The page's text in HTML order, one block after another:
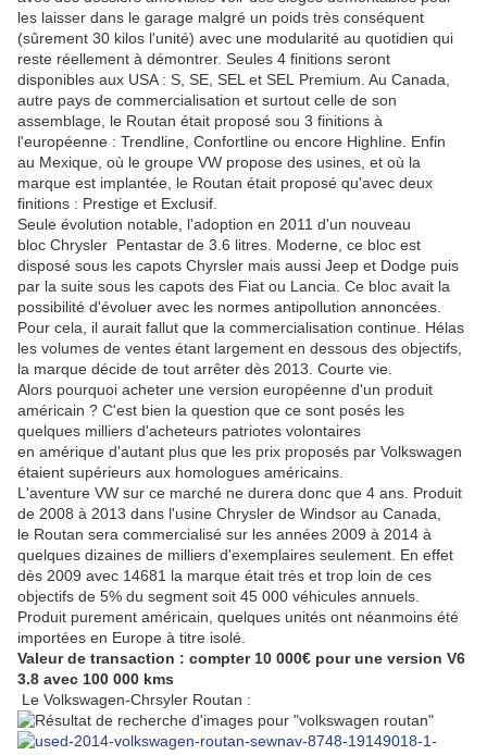
les laisser dans le garage malgré un poids très conséquent
(sûrement 30 kilos l'unité) avec une modularité au quotidien qui
reste réellement à démontrer. Seules 4 finitions seront
disponibles aux USA : S, SE, SEL et SEL Premium. Au Canada,
autre pays de commercialisation et surtout celle de son
assemblage, le Routan était proposé sou 3 finitions à
l'européenne : Trendline, Confortline ou encore Highline. Enfin
au Mexique, où le groupe VW propose des usines, et où la
marque est implantée, le Routan était proposé qu'avec deux
finitions : Prestige et Exclusif.
Seule évolution notable, l'adoption en 2011 d'un nouveau
bloc Chrysler Pentastar de 3.6 litres. Moderne, ce bloc est
disposé sous les capots Chyrsler mais aussi Jeep et Dodge puis
par la suite sous les capots des Fiat ou Lancia. Ce bloc avait la
possibilité d'évoluer avec les normes antipollution annoncées.
Pour cela, il aurait fallut que la commercialisation continue. Hélas
les volumes de ventes étant largement en dessous des objectifs,
la marque décide de tout arrêter dès 2013. Courte vie.
Alors pourquoi acheter une version européenne d'un produit
américain ? C'est bien la question que ce sont posés les
quelques milliers d'acheteurs patriotes volontaires
en amérique d'autant plus que les prix proposés par Volkswagen
étaient supérieurs aux homologues américains.
L'aventure VW sur ce marché ne durera donc que 4 ans. Produit
de 2008 à 2013 dans l'usine Chrysler de Windsor au Canada,
le Routan sera commercialisé sur les années 2009 à 2014 à
quelques dizaines de milliers d'exemplaires seulement. En effet
dès 2009 avec 14681 la marque était très et trop loin de ces
objectifs de 5% du segment soit 45 000 véhicules annuels.
Produit purement américain, quelques unités ont néanmoins été
importées en Europe à titre isolé.
Valeur de transaction : compter 10 000€ pour une version V6
3.8 avec 100 000 kms
Le Volkswagen-Chrsyler Routan :